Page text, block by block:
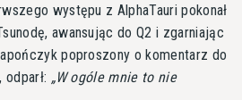
występu z AlphaTauri pokonał
awansując do Q2 i zgarniając
poproszony o komentarz do
W ogóle mnie to nie